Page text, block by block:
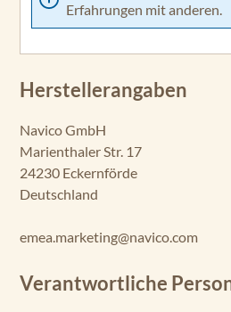
Erfahrungen mit anderen.
Herstellerangaben
Navico GmbH
Marienthaler Str. 17
24230 Eckernförde
Deutschland
emea.marketing@navico.com
Verantwortliche